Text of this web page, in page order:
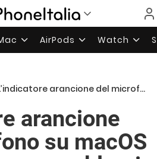
AirPods Watch
arancione del microfono su macOS Monterey crea problemi agli artisti
arancione
su macOS